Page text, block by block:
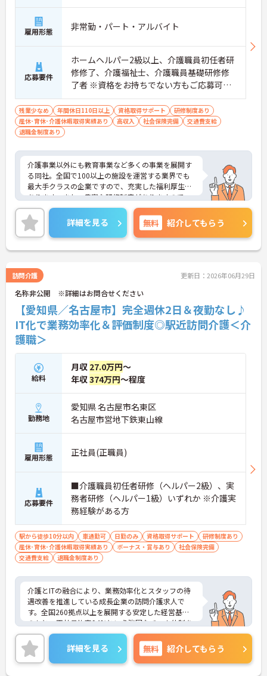
雇用形態 非常勤・パート・アルバイト
応募要件
ホームヘルパー2級以上、介護職員初任者研
修修了、介護福祉士、介護職員基礎研修修
了者 ※資格をお持ちでない方もご応募可能
です。
残業少なめ 年間休日110日以上 資格取得サポート
研修制度あり
産休･育休･介護休暇取得実績あり
高収入 社会保険完備
交通費支給
退職金制度あり
介護事業以外にも教育事業など多くの事業を展開す
る同社。全国で100以上の施設を運営する業界でも
最大手クラスの企業ですので、充実した福利厚生が
あります。また、豊富な研修制度がありますので、
未経験の方も安心です。ご興味ある方には、面接対
策ポイントなど、さらに詳細をお話しいたしますの
でお気軽にご相談ください。
詳細を見る 無料 紹介してもらう
訪問介護 更新日：2026年06月29日
名称非公開 ※詳細はお問合せください
【愛知県／名古屋市】完全週休2日＆夜勤なし♪
IT化で業務効率化＆評価制度◎駅近訪問介護＜介
護職＞
給料
月収 27.0万円～
年収374万円～程度
勤務地
愛知県 名古屋市名東区
名古屋市営地下鉄東山線
雇用形態 正社員(正職員)
応募要件
■介護職員初任者研修（ヘルパー2級）、実
務者研修（ヘルパー1級）いずれか ※介護実
務経験がある方
駅から徒歩10分以内 車通勤可 日勤のみ 資格取得サポート
研修制度あり
産休･育休･介護休暇取得実績あり
ボーナス・賞与あり
社会保険完備
交通費支給
退職金制度あり
介護とITの融合により、業務効率化とスタッフの待
遇改善を推進している成長企業の訪問介護求人で
す。全国260拠点以上を展開する安定した経営基盤
のもと、正社員比率94%という強固なチーム体制を
構築しています。資格手当や年2回の評価面談など、
専門資格と成果が収入に直結する仕組みが整ってい
ます。夜勤なしの完全週休2日制（曜日固定）を採用
し、日々の記録業務はスマートフォンで完結するた
詳細を見る 無料 紹介してもらう